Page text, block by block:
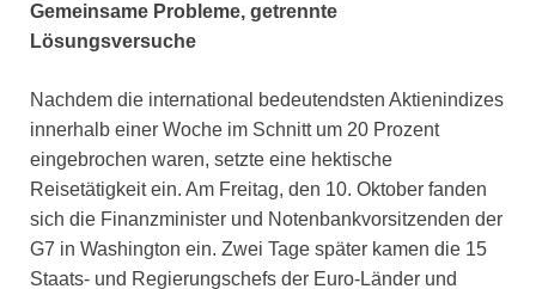
Gemeinsame Probleme, getrennte
Lösungsversuche
Nachdem die international bedeutendsten Aktienindizes
innerhalb einer Woche im Schnitt um 20 Prozent
eingebrochen waren, setzte eine hektische
Reisetätigkeit ein. Am Freitag, den 10. Oktober fanden
sich die Finanzminister und Notenbankvorsitzenden der
G7 in Washington ein. Zwei Tage später kamen die 15
Staats- und Regierungschefs der Euro-Länder und